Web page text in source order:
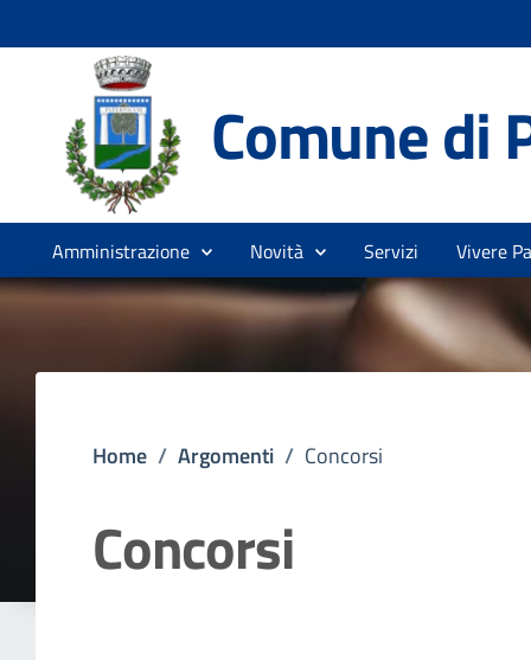
Comune di
Amministrazione Novità Servizi Vivere
Home / Argomenti / Concorsi
Concorsi